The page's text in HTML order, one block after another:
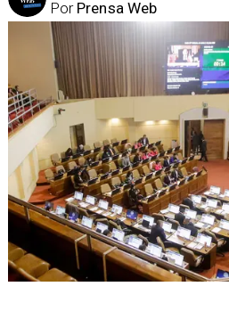
Prensa Web
Por